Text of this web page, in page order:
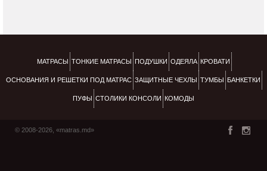
МАТРАСЫ ТОНКИЕ МАТРАСЫ ПОДУШКИ ОДЕЯЛА КРОВАТИ
ОСНОВАНИЯ И РЕШЕТКИ ПОД МАТРАС ЗАЩИТНЫЕ ЧЕХЛЫ ТУМБЫ БАНКЕТКИ
ПУФЫ СТОЛИКИ КОНСОЛИ КОМОДЫ
© 2008-2026, «matras.md»